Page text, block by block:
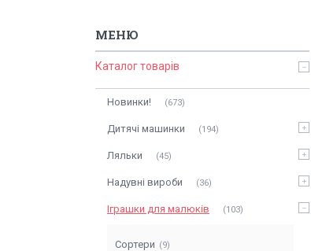
Каталог товарів
Новинки! 673
Дитячі машинки 194
Ляльки 45
Надувні вироби 36
Іграшки для малюків 103
Сортери 9